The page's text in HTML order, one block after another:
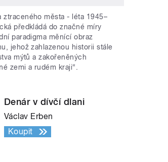
ztraceného města - léta 1945–
předkládá do značné míry
paradigma měnící obraz
jehož zahlazenou historii stále
mýtů a zakořeněných
zemi a rudém kraji“.
Denár v dívčí dlani
Václav Erben
Koupit